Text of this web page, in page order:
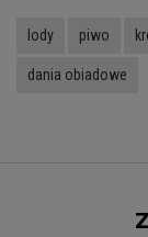
lody piwo
dania obiadowe